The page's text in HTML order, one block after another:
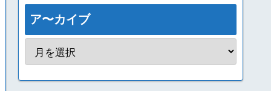
ア〜カイブ